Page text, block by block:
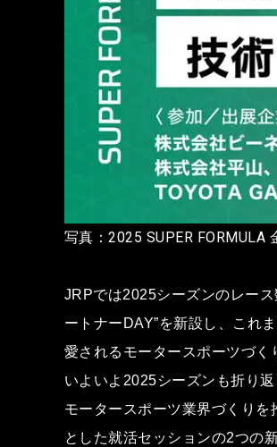
写真：2025 SUPER FORMULA
JRPでは2025シーズンのレー
ートナーDAY”を新設し、これ
愛されるモータースポーツづく
いよいよ2025シーズンも折り
モータースポーツ業界づくり
とした就活セッションの2つの